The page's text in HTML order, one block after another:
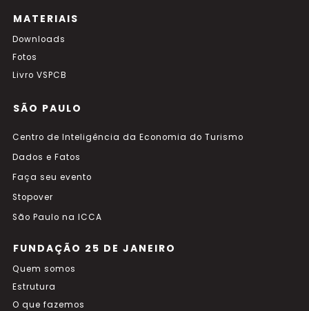
MATERIAIS
Downloads
Fotos
Livro VSPCB
SÃO PAULO
Centro de Inteligência da Economia do Turismo
Dados e Fatos
Faça seu evento
Stopover
São Paulo na ICCA
FUNDAÇÃO 25 DE JANEIRO
Quem somos
Estrutura
O que fazemos